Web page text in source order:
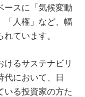
ースに「気候変動
「人権」など、幅
ています。
るサステナビリ
代において、日
いる投資家の方た